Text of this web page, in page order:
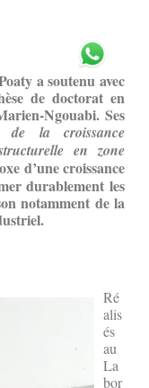
a soutenu avec
de doctorat en
Ngouabi. Ses
la croissance
en zone
d’une croissance
durablement les
notamment de la
Ré
alis
és
au
La
bor